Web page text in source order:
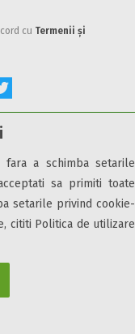
fara a schimba setarile
sa primiti toate
setarile privind cookie-
cititi Politica de utilizare
cu Termenii și
Cazare7 Harta Cazare7